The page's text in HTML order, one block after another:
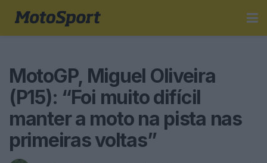
MotoGP, Miguel Oliveira
(P15): “Foi muito difícil
manter a moto na pista nas
primeiras voltas”